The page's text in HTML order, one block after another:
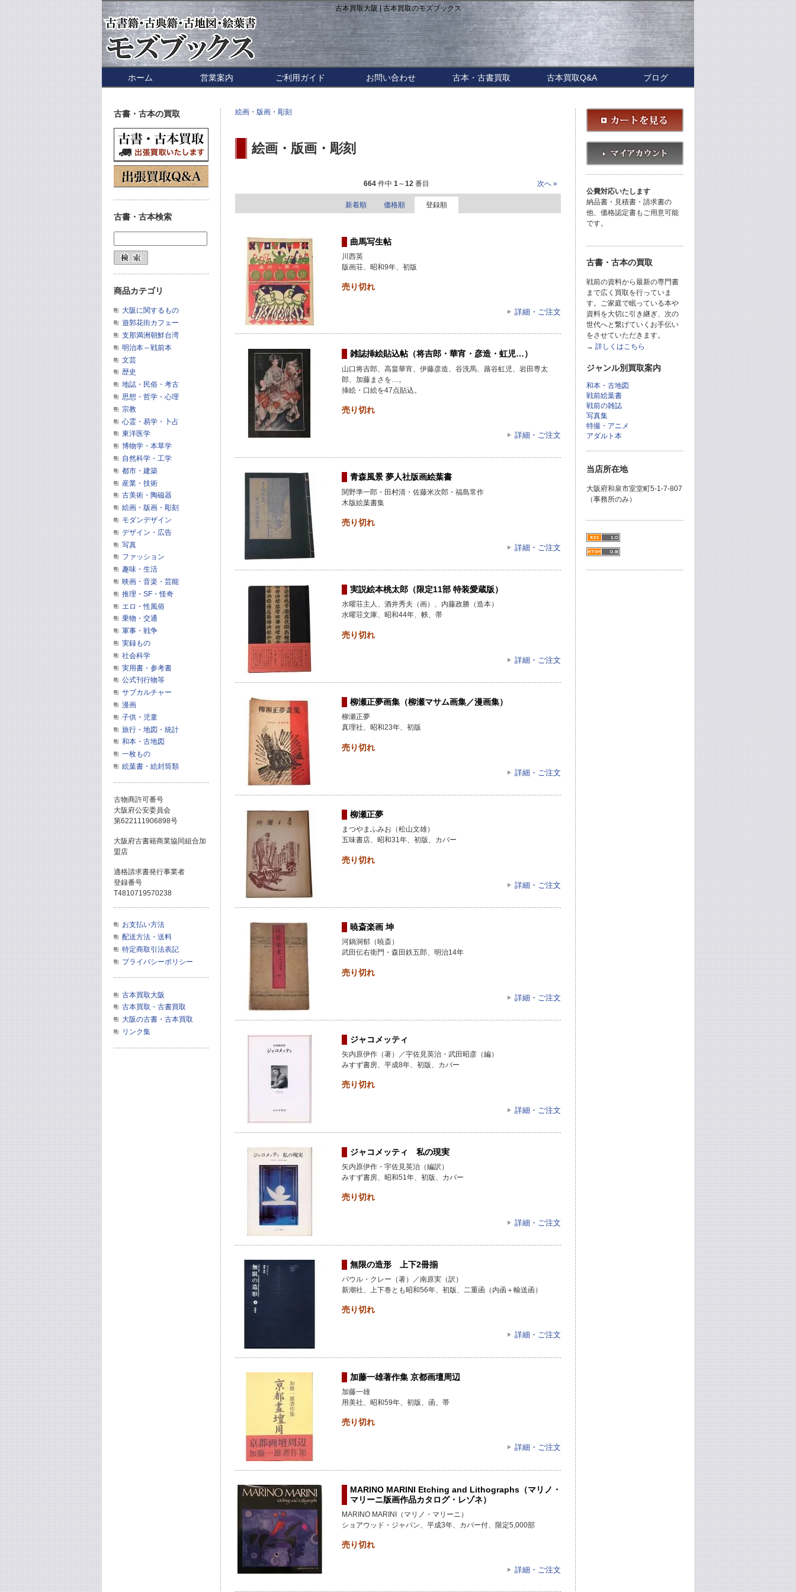
古本買取大阪 | 古本買取のモズブックス
ホーム 営業案内 ご利用ガイド お問い合わせ 古本・古書買取 古本買取Q&A ブログ
絵画・版画・彫刻
絵画・版画・彫刻
664件中 1～12番目 次へ »
新着順 価格順 登録順
曲馬写生帖
川西英
版画荘、昭和9年、初版
売り切れ
詳細・ご注文
雑誌挿絵貼込帖（将吉郎・華宵・彦造・虹児…）
山口将吉郎、高畠華宵、伊藤彦造、谷洗馬、蕗谷虹児、岩田専太
郎、加藤まさを…。
挿絵・口絵を47点貼込。
売り切れ
詳細・ご注文
青森風景 夢人社版画絵葉書
関野準一郎・田村清・佐藤米次郎・福島常作
木版絵葉書集
売り切れ
詳細・ご注文
実説絵本桃太郎（限定11部 特装愛蔵版）
水曜荘主人、酒井秀夫（画）、内藤政勝（造本）
水曜荘文庫、昭和44年、帙、帯
売り切れ
詳細・ご注文
柳瀬正夢画集（柳瀬マサム画集／漫画集）
柳瀬正夢
真理社、昭和23年、初版
売り切れ
詳細・ご注文
柳瀬正夢
まつやまふみお（松山文雄）
五味書店、昭和31年、初版、カバー
売り切れ
詳細・ご注文
暁斎楽画 坤
河鍋洞郁（暁斎）
武田伝右衛門・森田鉄五郎、明治14年
売り切れ
詳細・ご注文
ジャコメッティ
矢内原伊作（著）／宇佐見英治・武田昭彦（編）
みすず書房、平成8年、初版、カバー
売り切れ
詳細・ご注文
ジャコメッティ 私の現実
矢内原伊作・宇佐見英治（編訳）
みすず書房、昭和51年、初版、カバー
売り切れ
詳細・ご注文
無限の造形 上下2冊揃
パウル・クレー（著）／南原実（訳）
新潮社、上下巻とも昭和56年、初版、二重函（内函＋輸送函）
売り切れ
詳細・ご注文
加藤一雄著作集 京都画壇周辺
加藤一雄
用美社、昭和59年、初版、函、帯
売り切れ
詳細・ご注文
MARINO MARINI Etching and Lithographs（マリノ・
マリーニ版画作品カタログ・レゾネ）
MARINO MARINI（マリノ・マリーニ）
ショアウッド・ジャパン、平成3年、カバー付、限定5,000部
売り切れ
詳細・ご注文
古書・古本の買取
古書・古本検索
商品カテゴリ
大阪に関するもの
遊郭花街カフェー
支那満洲朝鮮台湾
明治本～戦前本
文芸
歴史
地誌・民俗・考古
思想・哲学・心理
宗教
心霊・易学・卜占
東洋医学
博物学・本草学
自然科学・工学
都市・建築
産業・技術
古美術・陶磁器
絵画・版画・彫刻
モダンデザイン
デザイン・広告
写真
ファッション
趣味・生活
映画・音楽・芸能
推理・SF・怪奇
エロ・性風俗
乗物・交通
軍事・戦争
実録もの
社会科学
実用書・参考書
公式刊行物等
サブカルチャー
漫画
子供・児童
旅行・地図・統計
和本・古地図
一枚もの
絵葉書・絵封筒類
古物商許可番号
大阪府公安委員会
第622111906898号
大阪府古書籍商業協同組合加
盟店
適格請求書発行事業者
登録番号
T4810719570238
お支払い方法
配送方法・送料
特定商取引法表記
プライバシーポリシー
古本買取大阪
古本買取・古書買取
大阪の古書・古本買取
リンク集
公費対応いたします
納品書・見積書・請求書の
他、価格認定書もご用意可能
です。
古書・古本の買取
戦前の資料から最新の専門書
まで広く買取を行っていま
す。ご家庭で眠っている本や
資料を大切に引き継ぎ、次の
世代へと繋げていくお手伝い
をさせていただきます。
→ 詳しくはこちら
ジャンル別買取案内
和本・古地図
戦前絵葉書
戦前の雑誌
写真集
特撮・アニメ
アダルト本
当店所在地
大阪府和泉市室堂町5-1-7-807
（事務所のみ）